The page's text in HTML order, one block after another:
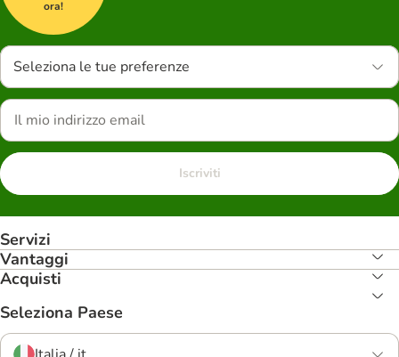
ora!
Seleziona le tue preferenze
Iscriviti
Servizi
Vantaggi
Acquisti
Seleziona Paese